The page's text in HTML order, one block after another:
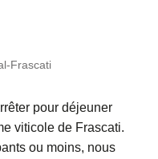
Frascati
pour déjeuner
viticole de Frascati.
ou moins, nous